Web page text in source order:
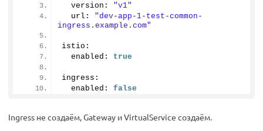
  version:
"v1"
  url:
"dev-app-1-test-common-
ingress.example.com"
istio:
  enabled:
true
ingress:
  enabled:
false
Ingress не создаём, Gateway и VirtualService создаём.